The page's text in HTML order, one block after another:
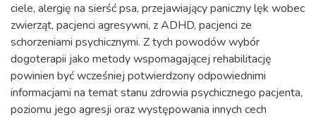
ciele, alergię na sierść psa, przejawiający paniczny lęk wobec
zwierząt, pacjenci agresywni, z ADHD, pacjenci ze
schorzeniami psychicznymi. Z tych powodów wybór
dogoterapii jako metody wspomagającej rehabilitację
powinien być wcześniej potwierdzony odpowiednimi
informacjami na temat stanu zdrowia psychicznego pacjenta,
poziomu jego agresji oraz występowania innych cech